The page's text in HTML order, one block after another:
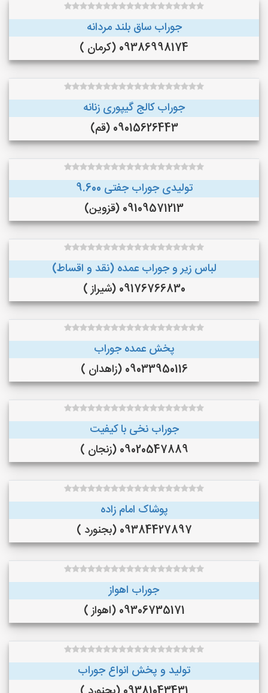
جوراب ساق بلند مردانه
09386998174 (کرمان )
جوراب کالج گیپوری زنانه
09015626443 (قم)
تولیدی جوراب جفتی 9.600
09109571213 (قزوین)
لباس زیر و جوراب عمده (نقد و اقساط)
09176766830 (شیراز )
پخش عمده جوراب
09033950116 (زاهدان )
جوراب نخی با کیفیت
09020547889 (زنجان )
پوشاک امام زاده
09384427897 (بجنورد )
جوراب اهواز
09306735171 (اهواز )
تولید و پخش انواع جوراب